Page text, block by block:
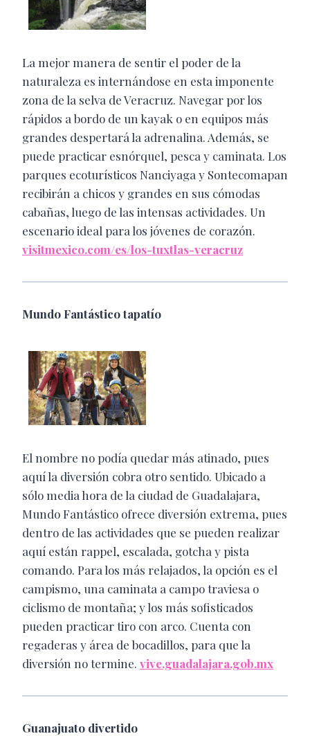
La mejor manera de sentir el poder de la
naturaleza es internándose en esta imponente
zona de la selva de Veracruz. Navegar por los
rápidos a bordo de un kayak o en equipos más
grandes despertará la adrenalina. Además, se
puede practicar esnórquel, pesca y caminata. Los
parques ecoturísticos Nanciyaga y Sontecomapan
recibirán a chicos y grandes en sus cómodas
cabañas, luego de las intensas actividades. Un
escenario ideal para los jóvenes de corazón.
visitmexico.com/es/los-tuxtlas-veracruz
Mundo Fantástico tapatío
El nombre no podía quedar más atinado, pues
aquí la diversión cobra otro sentido. Ubicado a
sólo media hora de la ciudad de Guadalajara,
Mundo Fantástico ofrece diversión extrema, pues
dentro de las actividades que se pueden realizar
aquí están rappel, escalada, gotcha y pista
comando. Para los más relajados, la opción es el
campismo, una caminata a campo traviesa o
ciclismo de montaña; y los más sofisticados
pueden practicar tiro con arco. Cuenta con
regaderas y área de bocadillos, para que la
diversión no termine. vive.guadalajara.gob.mx
Guanajuato divertido